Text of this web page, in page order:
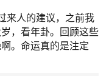
太岁符、参与安
遍认为，值年太
各地道教宫观（如
来人的建议，之前我
，看年卦。回顾这些
。命运真的是注定